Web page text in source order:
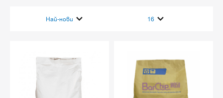
настилки от бетон, бетонна смес
Заздравяване, защита и
удължаване на живота на
настилки под високо
натоварване
Най-нови 16